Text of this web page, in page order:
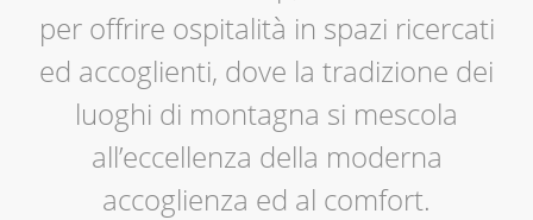
per offrire ospitalità in spazi ricercati
ed accoglienti, dove la tradizione dei
luoghi di montagna si mescola
all’eccellenza della moderna
accoglienza ed al comfort.